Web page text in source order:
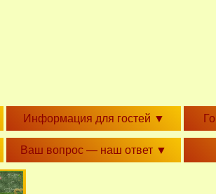
Информация для гостей ▼
Ваш вопрос — наш ответ ▼